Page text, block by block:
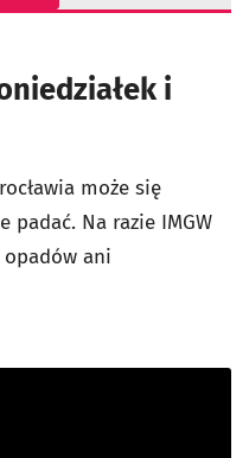
i
może się
padać. Na razie IMGW
ani